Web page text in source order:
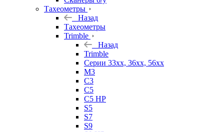
Тахеометры
Назад
Тахеометры
Trimble
Назад
Trimble
Серии 33xx, 36xx, 56xx
M3
C3
C5
C5 HP
S5
S7
S9